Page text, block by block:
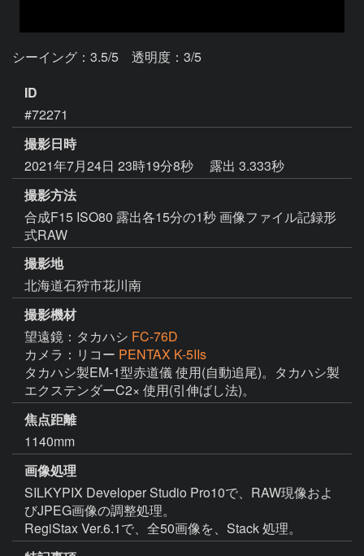
シーイング：3.5/5　透明度：3/5
ID
#72271
撮影日時
2021年7月24日 23時19分8秒
露出 3.333秒
撮影方法
合成F15 ISO80 露出各15分の1秒 画像ファイル記録形
式RAW
撮影地
北海道石狩市花川南
撮影機材
望遠鏡：タカハシ FC-76D
カメラ：リコー PENTAX K-5IIs
タカハシ製EM-1型赤道儀 使用(自動追尾)。タカハシ製
エクステンダーC2× 使用(引伸ばし法)。
焦点距離
1140mm
画像処理
SILKYPIX Developer Studio Pro10で、RAW現像およ
びJPEG画像の調整処理。
RegiStax Ver.6.1で、全50画像を、Stack 処理。